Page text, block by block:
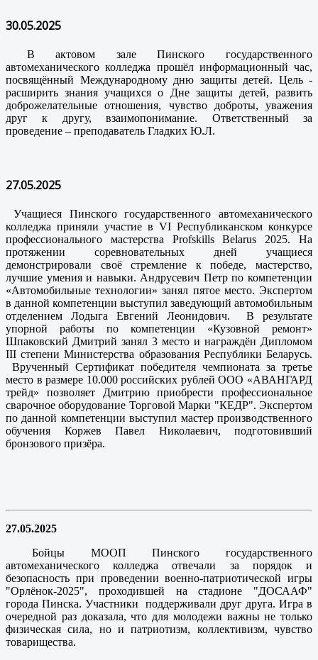
30.05.2025
В актовом зале Пинского государственного
автомеханического колледжа прошёл информационный час,
посвящённый Международному дню защиты детей. Цель -
расширить знания учащихся о Дне защиты детей, развить
доброжелательные отношения, чувство доброты, уважения
друг к другу, взаимопонимание. Ответственный за
проведение – преподаватель Гладких Ю.Л.
27.05.2025
Учащиеся Пинского государственного автомеханического
колледжа приняли участие в VI Республиканском конкурсе
профессионального мастерства Profskills Belarus 2025. На
протяжении соревновательных дней учащиеся
демонстрировали своё стремление к победе, мастерство,
лучшие умения и навыки. Андрусевич Петр по компетенции
«Автомобильные технологии» занял пятое место. Экспертом
в данной компетенции выступил заведующий автомобильным
отделением Лодыга Евгений Леонидович. В результате
упорной работы по компетенции «Кузовной ремонт»
Шпаковский Дмитрий занял 3 место и награждён Дипломом
III степени Министерства образования Республики Беларусь.
Врученный Сертификат победителя чемпионата за третье
место в размере 10.000 российских рублей ООО «АВАНГАРД
трейд» позволяет Дмитрию приобрести профессиональное
сварочное оборудование Торговой Марки "КЕДР". Экспертом
по данной компетенции выступил мастер производственного
обучения Коржев Павел Николаевич, подготовивший
бронзового призёра.
27.05.2025
Бойцы МООП Пинского государственного
автомеханического колледжа отвечали за порядок и
безопасность при проведении военно-патриотической игры
"Орлёнок-2025", проходившей на стадионе "ДОСААФ"
города Пинска. Участники поддерживали друг друга. Игра в
очередной раз доказала, что для молодежи важны не только
физическая сила, но и патриотизм, коллективизм, чувство
товарищества.